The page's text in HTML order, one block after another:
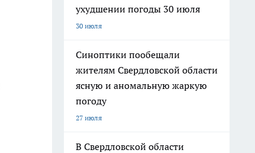
ухудшении погоды 30 июля
30 июля
Синоптики пообещали
жителям Свердловской области
ясную и аномальную жаркую
погоду
27 июля
В Свердловской области